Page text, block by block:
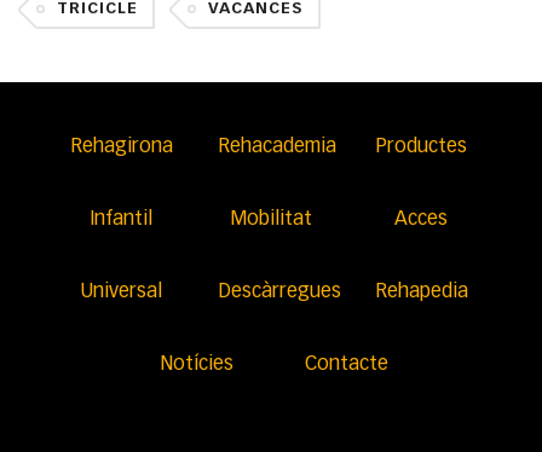
TRICICLE VACANCES
Rehagirona Rehacademia Productes
Infantil Mobilitat Acces
Universal Descàrregues Rehapedia
Notícies Contacte